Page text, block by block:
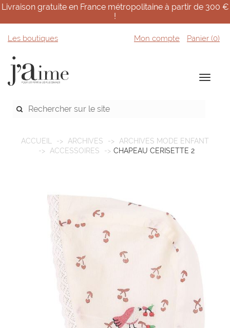
Livraison gratuite en France métropolitaine à partir de 300 €
!
Les boutiques Mon compte Panier (0)
ACCUEIL ARCHIVES
ARCHIVES MODE ENFANT
ACCESSOIRES
CHAPEAU CERISETTE 2